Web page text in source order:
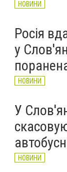
НОВИНИ
Росія
у
НОВИНИ
У
НОВИНИ